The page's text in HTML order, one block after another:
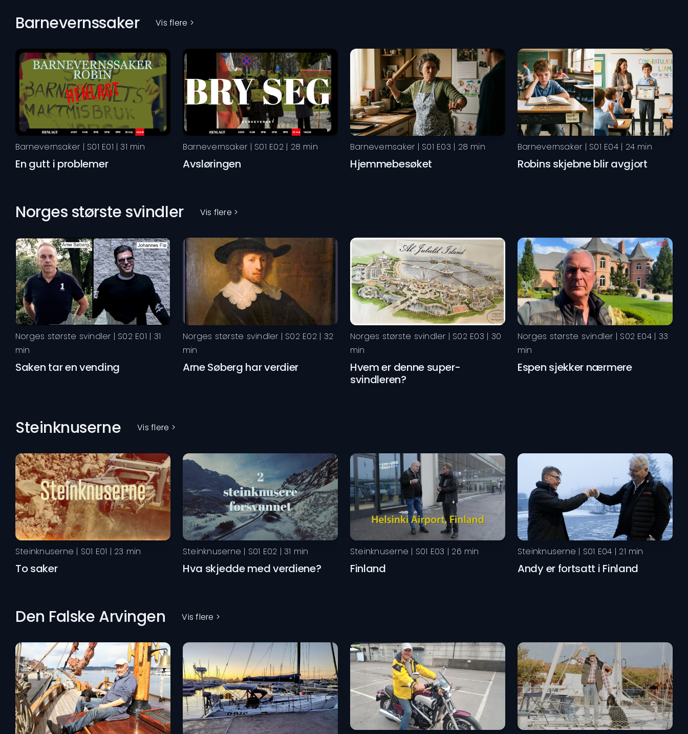
Barnevernssaker Vis flere >
Barnevernsaker | S01 E01 |31 min
En gutt i problemer
Barnevernsaker | S01 E02| 28 min
Avsløringen
Barnevernsaker | S01 E03 | 28 min
Hjemmebesøket
Barnevernsaker | S01 E04| 24 min
Robins skjebne blir avgjort
Norges største svindler Vis flere >
Norges største svindler | S02E01 | 31
min
Saken tar en vending
Norges største svindler | S02E02| 32
min
Arne Søberg har verdier
Norges største svindler | S02E03 | 30
min
Hvem er denne super-
svindleren?
Norges største svindler | S02E04| 33
min
Espen sjekker nærmere
Steinknuserne Vis flere >
Steinknuserne | S01 E01 | 23 min
To saker
Steinknuserne | S01 E02 |31 min
Hva skjedde med verdiene?
Steinknuserne | S01 E03 | 26 min
Finland
Steinknuserne | S01 E04 | 21 min
Andy er fortsatt i Finland
Den Falske Arvingen Vis flere >